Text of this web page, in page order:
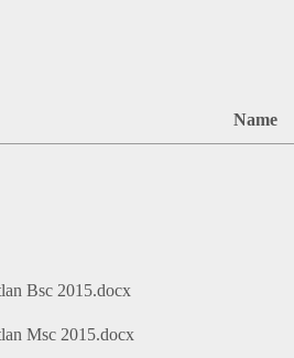
Name
Bsc 2015.docx
Msc 2015.docx